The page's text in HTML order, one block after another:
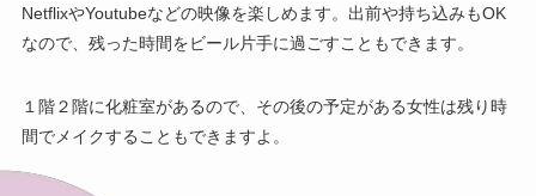
NetflixやYoutubeなどの映像を楽しめます。出前や持ち込みもOK
なので、残った時間をビール片手に過ごすこともできます。
１階２階に化粧室があるので、その後の予定がある女性は残り時
間でメイクすることもできますよ。